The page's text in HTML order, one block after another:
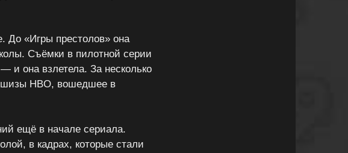
До «Игры престолов» она
Съёмки в пилотной серии
и она взлетела. За несколько
HBO, вошедшее в
ещё в начале сериала.
в кадрах, которые стали